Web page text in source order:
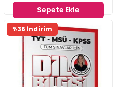
Sepete Ekle
%36 İndirim
Fırsat
Ürünü